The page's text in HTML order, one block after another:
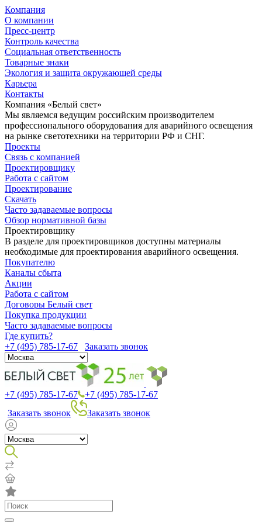
Компания
О компании
Пресс-центр
Контроль качества
Социальная ответственность
Товарные знаки
Экология и защита окружающей среды
Карьера
Контакты
Компания «Белый свет»
Мы являемся ведущим российским производителем
профессионального оборудования для аварийного освещения
на рынке светотехники на территории РФ и СНГ.
Проекты
Связь с компанией
Проектировщику
Работа с сайтом
Проектирование
Скачать
Часто задаваемые вопросы
Обзор нормативной базы
Проектировщику
В разделе для проектировщиков доступны материалы
необходимые для проектирования аварийного освещения.
Покупателю
Каналы сбыта
Акции
Работа с сайтом
Договоры Белый свет
Покупка продукции
Часто задаваемые вопросы
Где купить?
+7 (495) 785-17-67
Заказать звонок
+7 (495) 785-17-67
+7 (495) 785-17-67
Заказать звонок
Заказать звонок